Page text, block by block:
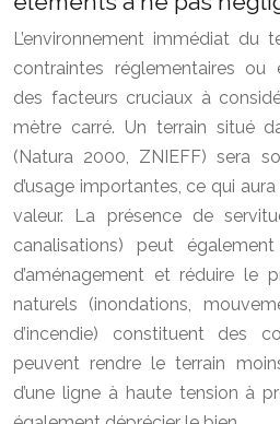
L’environnement immédiat du
contraintes réglementaires ou
des facteurs cruciaux à
mètre carré. Un terrain situé
(Natura 2000, ZNIEFF) sera
d’usage importantes, ce qui
valeur. La présence de
canalisations) peut
d’aménagement et réduire le
naturels (inondations,
d’incendie) constituent des
peuvent rendre le terrain
d’une ligne à haute tension à